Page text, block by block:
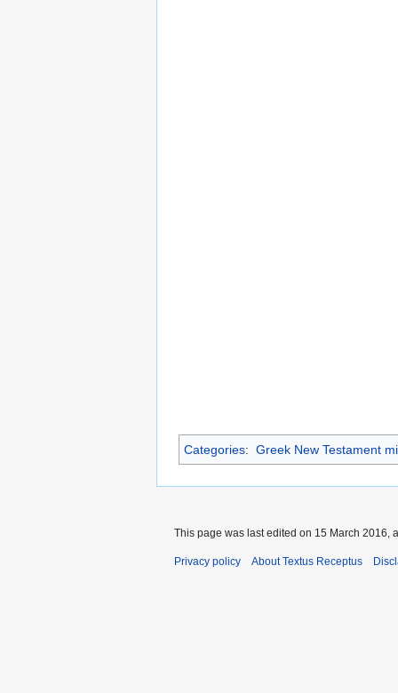
Categories: Greek New Testament
This page was last edited on 15 March 2016,
Privacy policy About Textus Receptus